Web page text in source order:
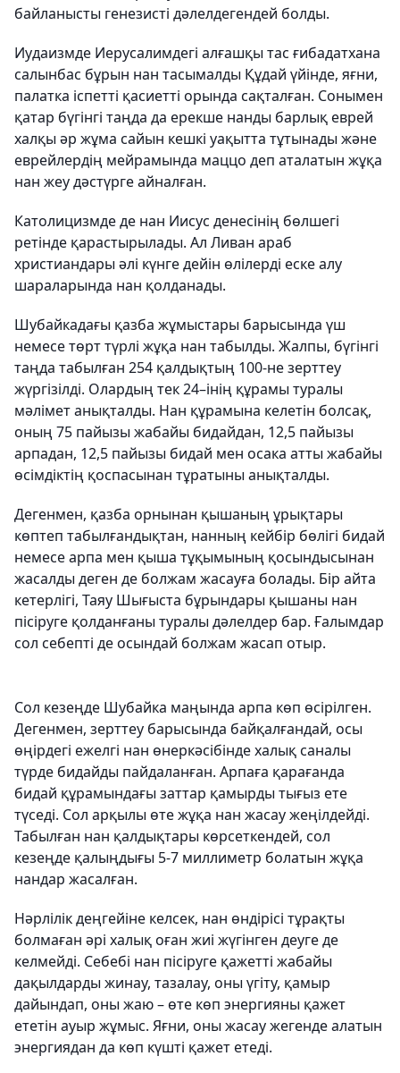
байланысты генезисті дәлелдегендей болды.
Иудаизмде Иерусалимдегі алғашқы тас ғибадатхана
салынбас бұрын нан тасымалды Құдай үйінде, яғни,
палатка іспетті қасиетті орында сақталған. Сонымен
қатар бүгінгі таңда да ерекше нанды барлық еврей
халқы әр жұма сайын кешкі уақытта тұтынады және
еврейлердің мейрамында маццо деп аталатын жұқа
нан жеу дәстүрге айналған.
Католицизмде де нан Иисус денесінің бөлшегі
ретінде қарастырылады. Ал Ливан араб
христиандары әлі күнге дейін өлілерді еске алу
шараларында нан қолданады.
Шубайкадағы қазба жұмыстары барысында үш
немесе төрт түрлі жұқа нан табылды. Жалпы, бүгінгі
таңда табылған 254 қалдықтың 100-не зерттеу
жүргізілді. Олардың тек 24–інің құрамы туралы
мәлімет анықталды. Нан құрамына келетін болсақ,
оның 75 пайызы жабайы бидайдан, 12,5 пайызы
арпадан, 12,5 пайызы бидай мен осака атты жабайы
өсімдіктің қоспасынан тұратыны анықталды.
Дегенмен, қазба орнынан қышаның ұрықтары
көптеп табылғандықтан, нанның кейбір бөлігі бидай
немесе арпа мен қыша тұқымының қосындысынан
жасалды деген де болжам жасауға болады. Бір айта
кетерлігі, Таяу Шығыста бұрындары қышаны нан
пісіруге қолданғаны туралы дәлелдер бар. Ғалымдар
сол себепті де осындай болжам жасап отыр.
Сол кезеңде Шубайка маңында арпа көп өсірілген.
Дегенмен, зерттеу барысында байқалғандай, осы
өңірдегі ежелгі нан өнеркәсібінде халық саналы
түрде бидайды пайдаланған. Арпаға қарағанда
бидай құрамындағы заттар қамырды тығыз ете
түседі. Сол арқылы өте жұқа нан жасау жеңілдейді.
Табылған нан қалдықтары көрсеткендей, сол
кезеңде қалыңдығы 5-7 миллиметр болатын жұқа
нандар жасалған.
Нәрлілік деңгейіне келсек, нан өндірісі тұрақты
болмаған әрі халық оған жиі жүгінген деуге де
келмейді. Себебі нан пісіруге қажетті жабайы
дақылдарды жинау, тазалау, оны үгіту, қамыр
дайындап, оны жаю – өте көп энергияны қажет
ететін ауыр жұмыс. Яғни, оны жасау жегенде алатын
энергиядан да көп күшті қажет етеді.